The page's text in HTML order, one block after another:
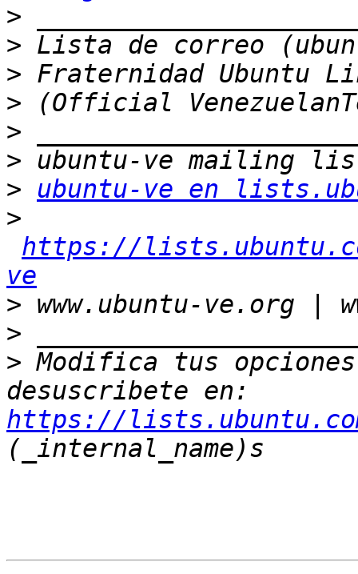
>
>
>
>
>
>
>
ubuntu-ve en
>
https://
ve
>
>
> Modifica tus
https://